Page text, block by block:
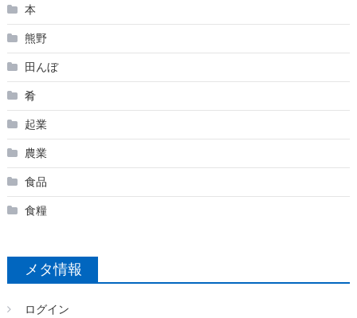
本
熊野
田んぼ
肴
起業
農業
食品
食糧
メタ情報
ログイン